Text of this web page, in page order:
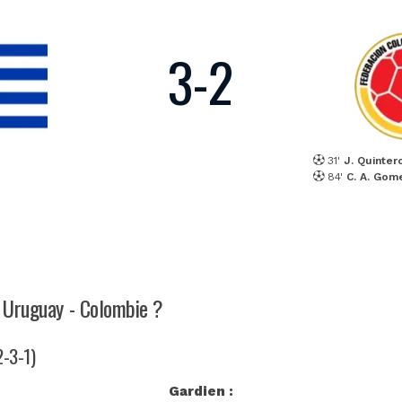
3-2
31'J.
84' C. A.
- Colombie ?
3-1)
Gardien :